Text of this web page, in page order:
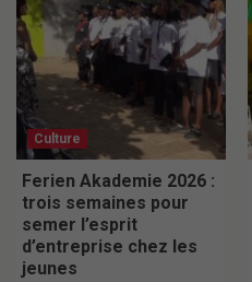
Culture
Ferien Akademie 2026 :
trois semaines pour
semer l’esprit
d’entreprise chez les
jeunes